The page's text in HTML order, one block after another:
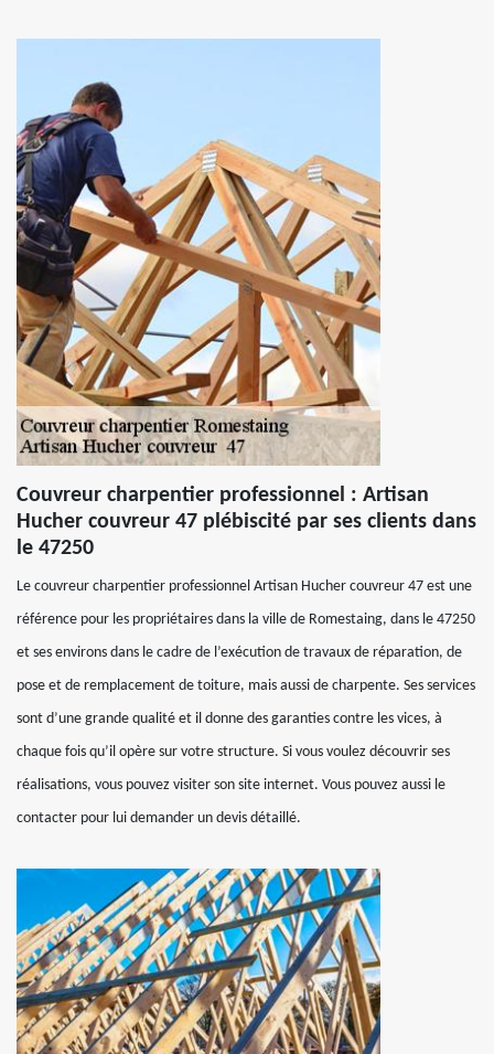
Couvreur charpentier professionnel : Artisan
Hucher couvreur 47 plébiscité par ses clients dans
le 47250
Le couvreur charpentier professionnel Artisan Hucher couvreur 47 est une
référence pour les propriétaires dans la ville de Romestaing, dans le 47250
et ses environs dans le cadre de l’exécution de travaux de réparation, de
pose et de remplacement de toiture, mais aussi de charpente. Ses services
sont d’une grande qualité et il donne des garanties contre les vices, à
chaque fois qu’il opère sur votre structure. Si vous voulez découvrir ses
réalisations, vous pouvez visiter son site internet. Vous pouvez aussi le
contacter pour lui demander un devis détaillé.